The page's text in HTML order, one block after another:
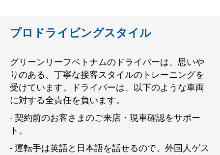
プロドライビングスタイル
グリーンリーフベトナムのドライバーは、思いや
りのある、丁寧な接客スタイルのトレーニングを
受けています。ドライバーは、以下のような車両
に対する全責任を負います。
- 契約前のお客さまのご来店・現車確認をサポー
ト。
- 運転手は英語と日本語を話せるので、外国人ゲス